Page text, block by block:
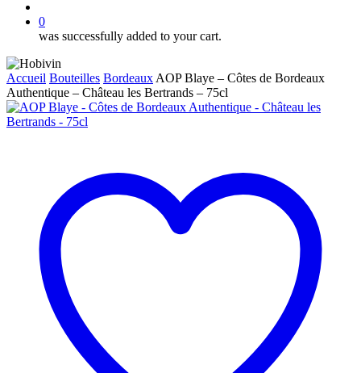
0
was successfully added to your cart.
Accueil Bouteilles Bordeaux AOP Blaye – Côtes de Bordeaux
Authentique – Château les Bertrands – 75cl